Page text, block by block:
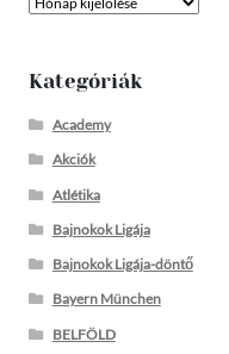
Kategóriák
Academy
Akciók
Atlétika
Bajnokok Ligája
Bajnokok Ligája-döntő
Bayern München
BELFÖLD